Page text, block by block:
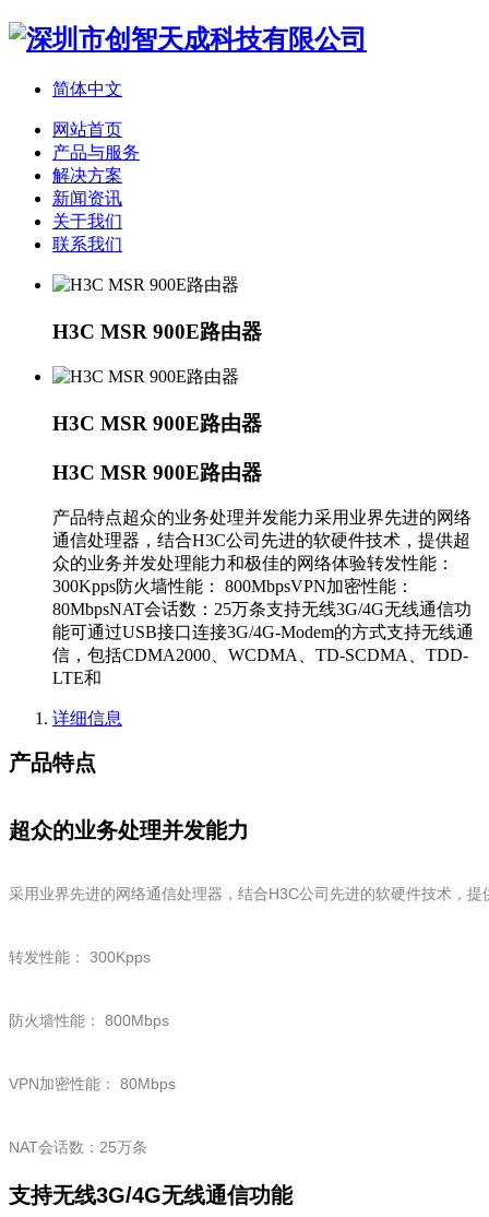
简体中文
网站首页
产品与服务
解决方案
新闻资讯
关于我们
联系我们
H3C MSR 900E路由器
H3C MSR 900E路由器
H3C MSR 900E路由器
产品特点超众的业务处理并发能力采用业界先进的网络
通信处理器，结合H3C公司先进的软硬件技术，提供超
众的业务并发处理能力和极佳的网络体验转发性能：
300Kpps防火墙性能： 800MbpsVPN加密性能：
80MbpsNAT会话数：25万条支持无线3G/4G无线通信功
能可通过USB接口连接3G/4G-Modem的方式支持无线通
信，包括CDMA2000、WCDMA、TD-SCDMA、TDD-
LTE和
详细信息
产品特点
超众的业务处理并发能力
采用业界先进的网络通信处理器，结合H3C公司先进的软硬件技术，
转发性能： 300Kpps
防火墙性能： 800Mbps
VPN加密性能： 80Mbps
NAT会话数：25万条
支持无线3G/4G无线通信功能